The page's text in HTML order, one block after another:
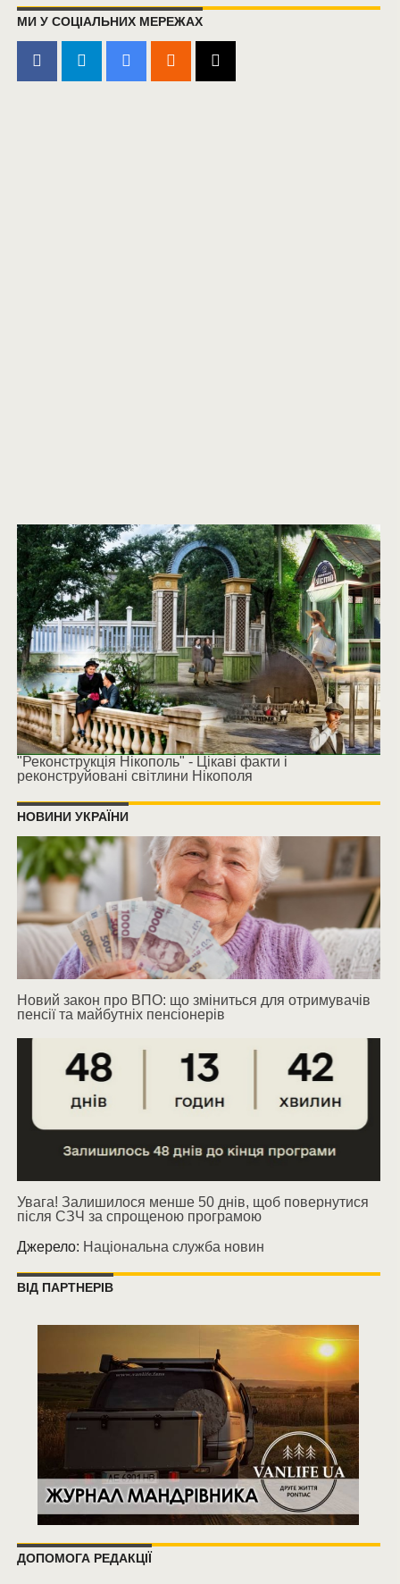
МИ У СОЦІАЛЬНИХ МЕРЕЖАХ
"Реконструкція Нікополь" - Цікаві факти і
реконструйовані світлини Нікополя
НОВИНИ УКРАЇНИ
Новий закон про ВПО: що зміниться для отримувачів
пенсії та майбутніх пенсіонерів
Увага! Залишилося менше 50 днів, щоб повернутися
після СЗЧ за спрощеною програмою
Джерело: Національна служба новин
ВІД ПАРТНЕРІВ
ДОПОМОГА РЕДАКЦІЇ